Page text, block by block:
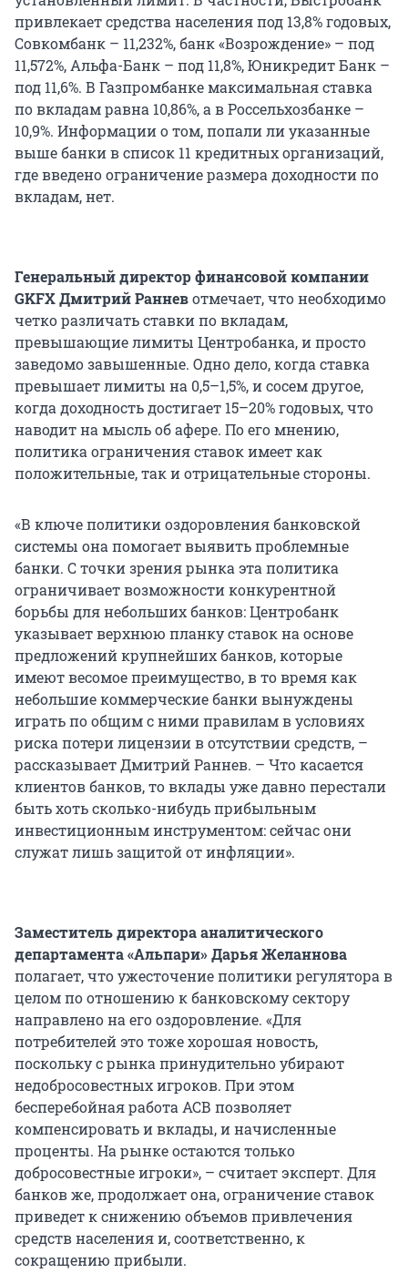
привлекает средства населения под 13,8% годовых,
Совкомбанк – 11,232%, банк «Возрождение» – под
11,572%, Альфа-Банк – под 11,8%, Юникредит Банк –
под 11,6%. В Газпромбанке максимальная ставка
по вкладам равна 10,86%, а в Россельхозбанке –
10,9%. Информации о том, попали ли указанные
выше банки в список 11 кредитных организаций,
где введено ограничение размера доходности по
вкладам, нет.
Генеральный директор финансовой компании
GKFX Дмитрий Ранневотмечает, что необходимо
четко различать ставки по вкладам,
превышающие лимиты Центробанка, и просто
заведомо завышенные. Одно дело, когда ставка
превышает лимиты на 0,5–1,5%, и сосем другое,
когда доходность достигает 15–20% годовых, что
наводит на мысль об афере. По его мнению,
политика ограничения ставок имеет как
положительные, так и отрицательные стороны.
«В ключе политики оздоровления банковской
системы она помогает выявить проблемные
банки. С точки зрения рынка эта политика
ограничивает возможности конкурентной
борьбы для небольших банков: Центробанк
указывает верхнюю планку ставок на основе
предложений крупнейших банков, которые
имеют весомое преимущество, в то время как
небольшие коммерческие банки вынуждены
играть по общим с ними правилам в условиях
риска потери лицензии в отсутствии средств, –
рассказывает Дмитрий Раннев. – Что касается
клиентов банков, то вклады уже давно перестали
быть хоть сколько-нибудь прибыльным
инвестиционным инструментом: сейчас они
служат лишь защитой от инфляции».
Заместитель директора аналитического
департамента «Альпари» Дарья Желаннова
полагает, что ужесточение политики регулятора в
целом по отношению к банковскому сектору
направлено на его оздоровление. «Для
потребителей это тоже хорошая новость,
поскольку с рынка принудительно убирают
недобросовестных игроков. При этом
бесперебойная работа АСВ позволяет
компенсировать и вклады, и начисленные
проценты. На рынке остаются только
добросовестные игроки», – считает эксперт. Для
банков же, продолжает она, ограничение ставок
приведет к снижению объемов привлечения
средств населения и, соответственно, к
сокращению прибыли.